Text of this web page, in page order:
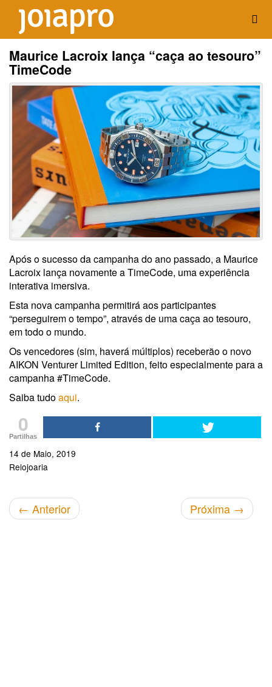
Maurice Lacroix lança “caça ao tesouro”
TimeCode
Após o sucesso da campanha do ano passado, a Maurice
Lacroix lança novamente a TimeCode, uma experiência
interativa imersiva.
Esta nova campanha permitirá aos participantes
“perseguirem o tempo”, através de uma caça ao tesouro,
em todo o mundo.
Os vencedores (sim, haverá múltiplos) receberão o novo
AIKON Venturer Limited Edition, feito especialmente para a
campanha #TimeCode.
Saiba tudoaqui.
0
Partilhas
14 de Maio, 2019
Relojoaria
← Anterior Próxima →